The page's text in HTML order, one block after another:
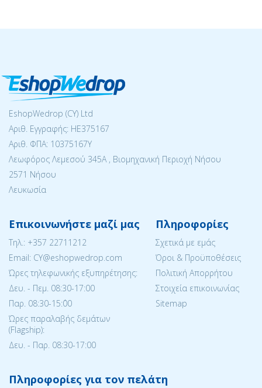
EshopWedrop (CY) Ltd
Αριθ. Εγγραφής: ΗΕ375167
Αριθ. ΦΠΑ: 10375167Y
Λεωφόρος Λεμεσού 345Α , Βιομηχανική Περιοχή Νήσου
2571 Νήσου
Λευκωσία
Επικοινωνήστε μαζί μας
Tηλ.: +357 22711212
Email: CY@eshopwedrop.com
Ώρες τηλεφωνικής εξυπηρέτησης:
Δευ. - Πεμ. 08:30-17:00
Παρ. 08:30-15:΄00
Ώρες παραλαβής δεμάτων
(Flagship):
Δευ. - Παρ. 08:30-17:00
Πληροφορίες
Σχετικά με εμάς
Όροι & Προϋποθέσεις
Πολιτική Απορρήτου
Στοιχεία επικοινωνίας
Sitemap
Πληροφορίες για τον πελάτη